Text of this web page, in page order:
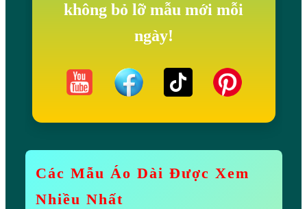
không bỏ lỡ mẫu mới mỗi
ngày!
Các Mẫu Áo Dài Được Xem
Nhiều Nhất